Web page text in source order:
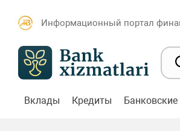
Информационный портал
Вклады Кредиты